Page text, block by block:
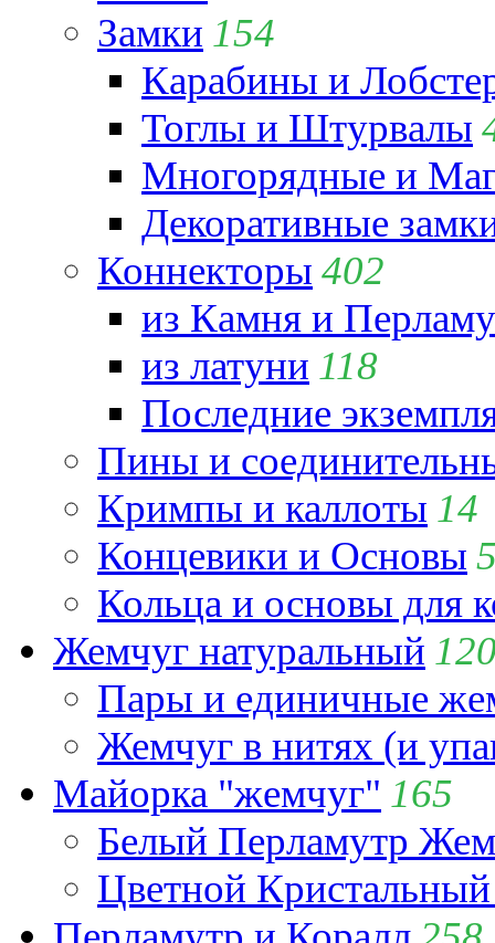
Замки 154
Карабины и
Тоглы и Штурвалы
Многорядные и
Декоративные
Коннекторы 402
из Камня и
из латуни 118
Последние
Пины и
Кримпы и каллоты 14
Концевики и Основы
Кольца и основы для
Жемчуг натуральный
Пары и единичные
Жемчуг в нитях (и
Майорка "жемчуг" 165
Белый Перламутр
Цветной